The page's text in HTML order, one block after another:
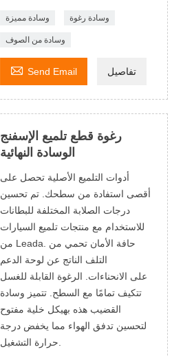
وسادة مميزة وسادة رغوة
وسادة من الصوف
 Send Email تفاصيل
رغوة قطع تلميع الإسفنج
الوسادة النهائية
أدوات التلميع الأصلية تحصل على
أقصى استفادة من سطحك. تم تحسين
درجات الصلابة المختلفة للبطانات
للاستخدام مع منتجات تلميع السيارات
من Leada. حافة الأمان تحمي من
التلف الناتج عن لوحة الدعم
على الانحناءات. الرغوة القابلة للغسل
تتكيف تمامًا مع السطح. تتميز وسادة
القضيب هذه بهيكل خلية مفتوح
لتحسين تدفق الهواء مما يخفض درجة